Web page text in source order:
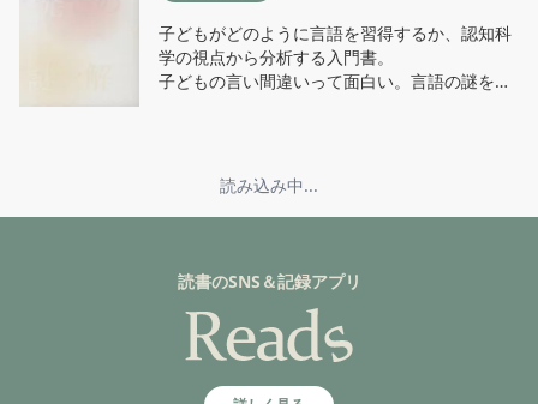
子どもがどのように言語を習得するか、認知科
学の視点から分析する入門書。
子どもの言い間違いって面白い。言語の謎を紐
読み込み中...
読書のSNS＆記録アプリ